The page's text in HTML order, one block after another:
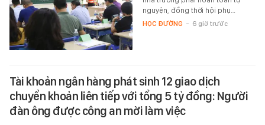
nguyện, đồng thời hội phụ…
HỌC ĐƯỜNG - 6 giờ trước
Tài khoản ngân hàng phát sinh 12 giao dịch
chuyển khoản liên tiếp với tổng 5 tỷ đồng: Người
đàn ông được công an mời làm việc